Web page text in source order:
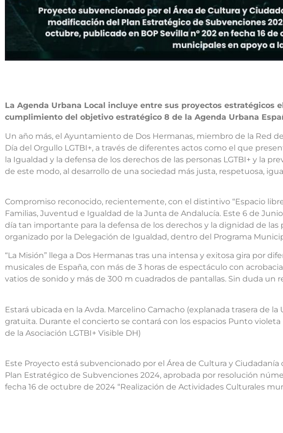
La Agenda Urbana Local incluye entre sus proyectos estratégicos
cumplimiento del objetivo estratégico 8 de la Agenda Urbana
Un año más, el Ayuntamiento de Dos Hermanas, miembro de la Red
Día del Orgullo LGTBI+, a través de diferentes actos como el que
la Igualdad y la defensa de los derechos de las personas LGTBI+ y la
de este modo, al desarrollo de una sociedad más justa, respetuosa,
Compromiso reconocido, recientemente, con el distintivo “Espacio
Familias, Juventud e Igualdad de la Junta de Andalucía. Este 6 de
día tan importante para la defensa de los derechos y la dignidad de las
organizado por la Delegación de Igualdad, dentro del Programa
“La Misión” llega a Dos Hermanas tras una intensa y exitosa gira por
musicales de España, con más de 3 horas de espectáculo con
vatios de sonido y más de 300 m cuadrados de pantallas. Sin duda un
Estará ubicada en la Avda. Marcelino Camacho (explanada trasera de
gratuita. Durante el concierto se contará con los espacios Punto
de la Asociación LGTBI+ Visible DH)
Este Proyecto está subvencionado por el Área de Cultura y
Plan Estratégico de Subvenciones 2024, aprobada por resolución
fecha 16 de octubre de 2024 “Realización de Actividades Culturales